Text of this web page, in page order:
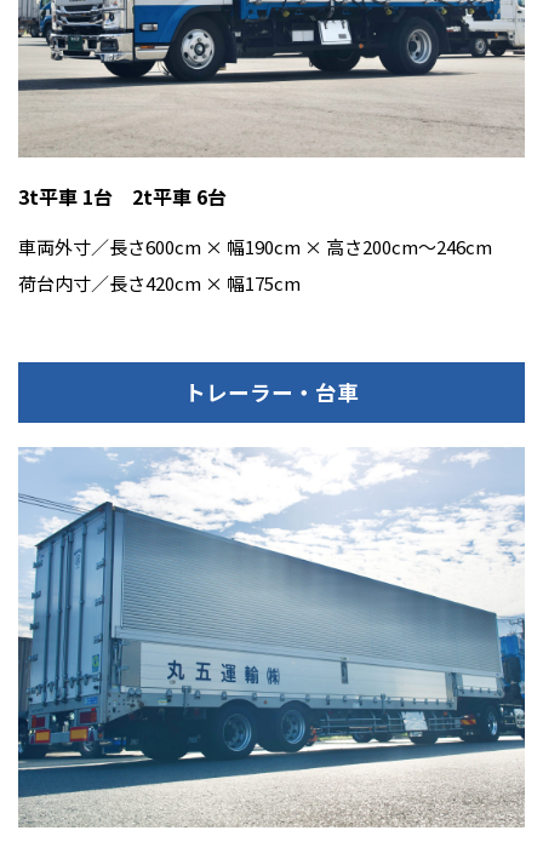
3t平車 1台 2t平車 6台
車両外寸／長さ600cm × 幅190cm × 高さ200cm〜246cm
荷台内寸／長さ420cm × 幅175cm
トレーラー・台車